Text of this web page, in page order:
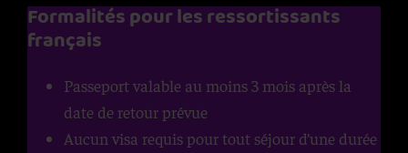
Formalités pour les ressortissants
français
Passeport valable au moins 3 mois après la
date de retour prévue
Aucun visa requis pour tout séjour d’une durée